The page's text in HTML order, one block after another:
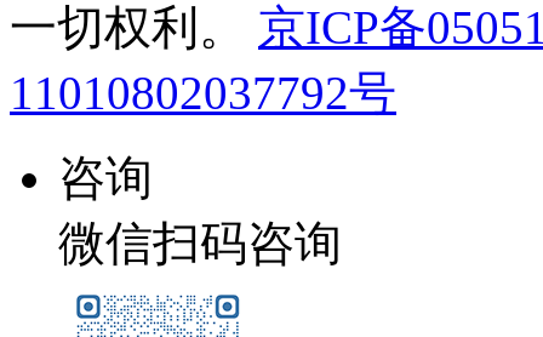
一切权利。
京ICP备
11010802037792号
咨询
微信扫码咨询